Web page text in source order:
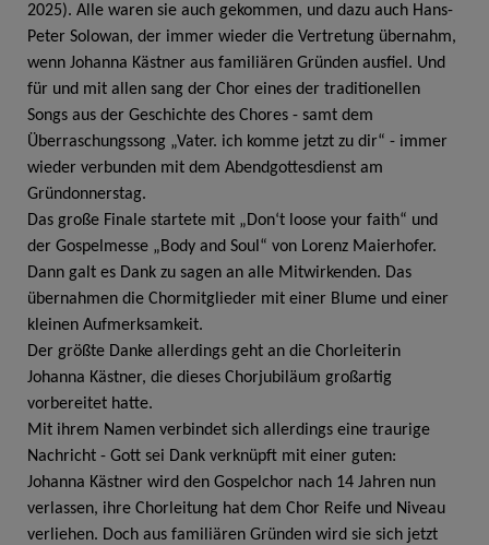
2025). Alle waren sie auch gekommen, und dazu auch Hans-
Peter Solowan, der immer wieder die Vertretung übernahm,
wenn Johanna Kästner aus familiären Gründen ausfiel. Und
für und mit allen sang der Chor eines der traditionellen
Songs aus der Geschichte des Chores - samt dem
Überraschungssong „Vater. ich komme jetzt zu dir“ - immer
wieder verbunden mit dem Abendgottesdienst am
Gründonnerstag.
Das große Finale startete mit „Don‘t loose your faith“ und
der Gospelmesse „Body and Soul“ von Lorenz Maierhofer.
Dann galt es Dank zu sagen an alle Mitwirkenden. Das
übernahmen die Chormitglieder mit einer Blume und einer
kleinen Aufmerksamkeit.
Der größte Danke allerdings geht an die Chorleiterin
Johanna Kästner, die dieses Chorjubiläum großartig
vorbereitet hatte.
Mit ihrem Namen verbindet sich allerdings eine traurige
Nachricht - Gott sei Dank verknüpft mit einer guten:
Johanna Kästner wird den Gospelchor nach 14 Jahren nun
verlassen, ihre Chorleitung hat dem Chor Reife und Niveau
verliehen. Doch aus familiären Gründen wird sie sich jetzt